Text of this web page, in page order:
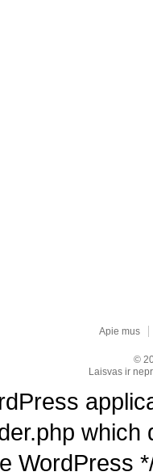
Apie mus
©
Laisvas ir
WordPress